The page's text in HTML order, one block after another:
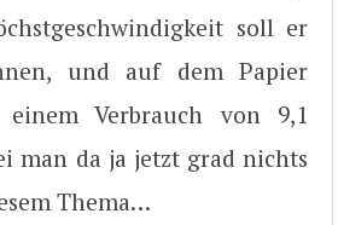
soll er
und auf dem Papier
Verbrauch von 9,1
man da ja jetzt grad nichts
Thema…